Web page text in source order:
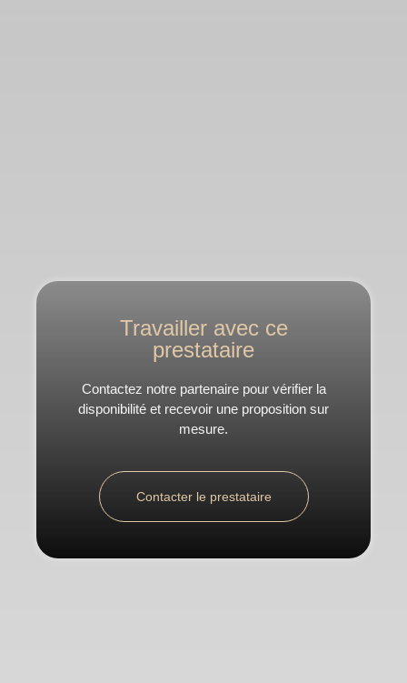
Travailler avec ce
prestataire
Contactez notre partenaire pour vérifier la
disponibilité et recevoir une proposition sur
mesure.
Contacter le prestataire